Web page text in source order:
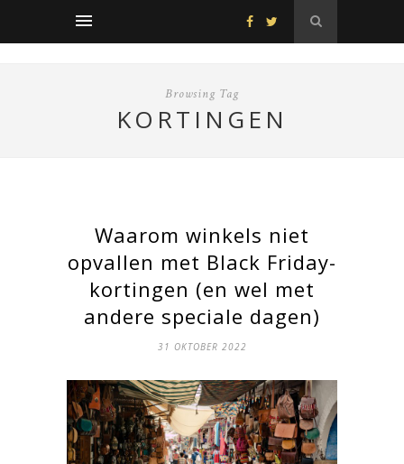
Browsing Tag
KORTINGEN
Waarom winkels niet
opvallen met Black Friday-
kortingen (en wel met
andere speciale dagen)
31 OKTOBER 2022